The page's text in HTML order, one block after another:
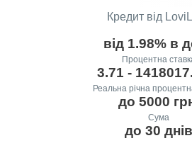
Кредит від
від 1.98% в
Процентна
3.71 -
Реальна річна
до 5000
Сума
до 30 днів